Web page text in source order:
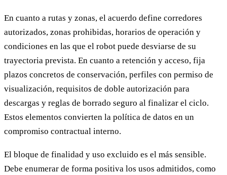
En cuanto a rutas y zonas, el acuerdo define corredores
autorizados, zonas prohibidas, horarios de operación y
condiciones en las que el robot puede desviarse de su
trayectoria prevista. En cuanto a retención y acceso, fija
plazos concretos de conservación, perfiles con permiso de
visualización, requisitos de doble autorización para
descargas y reglas de borrado seguro al finalizar el ciclo.
Estos elementos convierten la política de datos en un
compromiso contractual interno.
El bloque de finalidad y uso excluido es el más sensible.
Debe enumerar de forma positiva los usos admitidos, como